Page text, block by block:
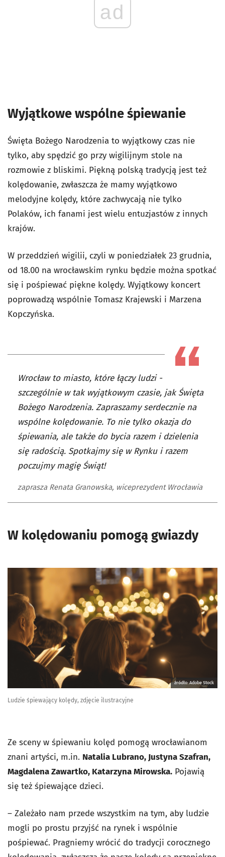
ad
Wyjątkowe wspólne śpiewanie
Święta Bożego Narodzenia to wyjątkowy czas nie
tylko, aby spędzić go przy wigilijnym stole na
rozmowie z bliskimi. Piękną polską tradycją jest też
kolędowanie, zwłaszcza że mamy wyjątkowo
melodyjne kolędy, które zachwycają nie tylko
Polaków, ich fanami jest wielu entuzjastów z innych
krajów.
W przeddzień wigilii, czyli w poniedziałek 23 grudnia,
od 18.00 na wrocławskim rynku będzie można spotkać
się i pośpiewać piękne kolędy. Wyjątkowy koncert
poprowadzą wspólnie Tomasz Krajewski i Marzena
Kopczyńska.
Wrocław to miasto, które łączy ludzi -
szczególnie w tak wyjątkowym czasie, jak Święta
Bożego Narodzenia. Zapraszamy serdecznie na
wspólne kolędowanie. To nie tylko okazja do
śpiewania, ale także do bycia razem i dzielenia
się radością. Spotkajmy się w Rynku i razem
poczujmy magię Świąt!
zaprasza Renata Granowska, wiceprezydent Wrocławia
W kolędowaniu pomogą gwiazdy
źródło: Adobe Stock
Ludzie śpiewający kolędy, zdjęcie ilustracyjne
Ze sceny w śpiewaniu kolęd pomogą wrocławianom
znani artyści, m.in. Natalia Lubrano, Justyna Szafran,
Magdalena Zawartko, Katarzyna Mirowska. Pojawią
się też śpiewające dzieci.
– Zależało nam przede wszystkim na tym, aby ludzie
mogli po prostu przyjść na rynek i wspólnie
pośpiewać. Pragniemy wrócić do tradycji corocznego